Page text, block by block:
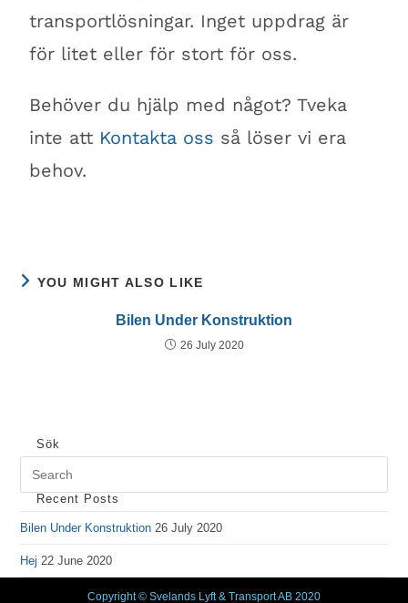
transportlösningar. Inget uppdrag är
för litet eller för stort för oss.
Behöver du hjälp med något? Tveka
inte att Kontakta oss så löser vi era
behov.
YOU MIGHT ALSO LIKE
Bilen Under Konstruktion
26 July 2020
Sök
Recent Posts
Bilen Under Konstruktion 26 July 2020
Hej 22 June 2020
Copyright © Svelands Lyft & Transport AB 2020